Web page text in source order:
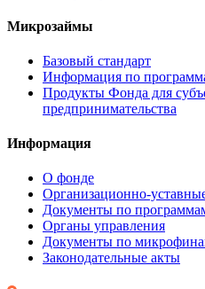
Микрозаймы
Базовый стандарт
Информация по
Продукты Фонда для
предпринимательства
Информация
О фонде
Организационно-
Документы по
Органы управления
Документы по
Законодательные акты